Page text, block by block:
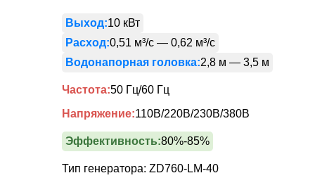
Выход:10 кВт
Расход:0,51 м³/с — 0,62 м³/с
Водонапорная головка:2,8 м — 3,5 м
Частота:50 Гц/60 Гц
Напряжение:110В/220В/230В/380В
Эффективность:80%-85%
Тип генератора: ZD760-LM-40